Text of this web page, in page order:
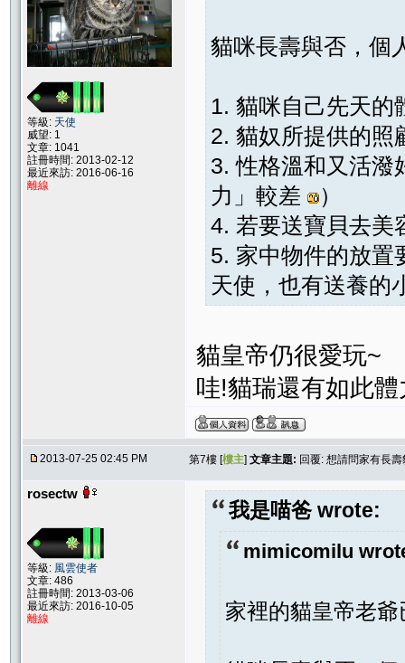
等級: 天使
威望: 1
文章: 1041
註冊時間: 2013-02-12
最近來訪: 2016-06-16
離線
貓咪長壽與否，個
1. 貓咪自己先天的
2. 貓奴所提供的照
3. 性格溫和又活潑
力」較差
）
4. 若要送寶貝去美
5. 家中物件的放置
天使，也有送養的
貓皇帝仍很愛玩~
哇!貓瑞還有如此
2013-07-25 02:45 PM 第7樓 [樓主] 文章主題: 回覆: 想請問家有長
rosectw
等級: 風雲使者
文章: 486
註冊時間: 2013-03-06
最近來訪: 2016-10-05
離線
我是喵爸 wrote:
mimicomilu
家裡的貓皇帝老